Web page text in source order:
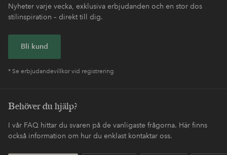
Nyheter varje vecka, exklusiva erbjudanden och en stor dos
stilinspiration – direkt till dig.
Bli kund
* Se erbjudandevillkor vid registrering
Behöver du hjälp?
I vår FAQ hittar du svaren på de vanligaste frågorna. Här finns
också information om hur du enklast kontaktar oss.